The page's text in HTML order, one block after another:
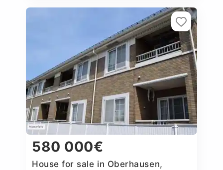
580 000€
House for sale in Oberhausen,